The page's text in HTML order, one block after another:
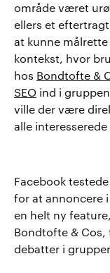
område været
ellers et
at kunne
kontekst, hvor
hos Bondtofte &
SEO ind i gruppen
ville der være
alle interesserede
Facebook
for at annoncere
en helt ny
Bondtofte &
debatter i